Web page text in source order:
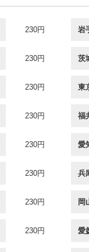
230円 岩
230円 茨
230円 東
230円 福
230円 愛
230円 兵
230円 岡
230円 愛